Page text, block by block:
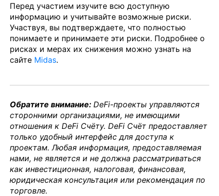
Перед участием изучите всю доступную
информацию и учитывайте возможные риски.
Участвуя, вы подтверждаете, что полностью
понимаете и принимаете эти риски. Подробнее о
рисках и мерах их снижения можно узнать на
сайте Midas.
Обратите внимание: DeFi-проекты управляются
сторонними организациями, не имеющими
отношения к DeFi Счёту. DeFi Счёт предоставляет
только удобный интерфейс для доступа к
проектам. Любая информация, предоставляемая
нами, не является и не должна рассматриваться
как инвестиционная, налоговая, финансовая,
юридическая консультация или рекомендация по
торговле.